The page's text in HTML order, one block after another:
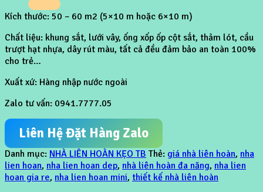
Kích thước: 50 – 60 m2 (5×10 m hoặc 6×10 m)
Chất liệu: khung sắt, lưới vây, ống xốp ốp cột sắt, thảm lót, cầu
trượt hạt nhựa, dây rút màu, tất cả đều đảm bảo an toàn 100%
cho trẻ…
Xuất xứ: Hàng nhập nước ngoài
Zalo tư vấn: 0941.7777.05
Liên Hệ Đặt Hàng Zalo
Danh mục: NHÀ LIÊN HOÀN KẸO TB Thẻ: giá nhà liên hoàn, nha
lien hoan, nha lien hoan dep, nhà liên hoàn đa năng, nha lien
hoan gia re, nha lien hoan mini, thiết kế nhà liên hoàn